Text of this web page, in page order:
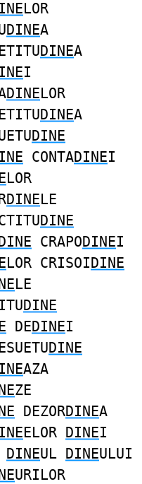
LOR
DINEA
DINEA
I
DINELOR
DINEA
DINE
CONTADINEI
LOR
DINELE
DINE
CRAPODINEI
LOR CRISOIDINE
LE
DINE
DEDINEI
DINE
AZA
ZE
DEZORDINEA
ELOR DINEI
DINEUL DINEULUI
URILOR